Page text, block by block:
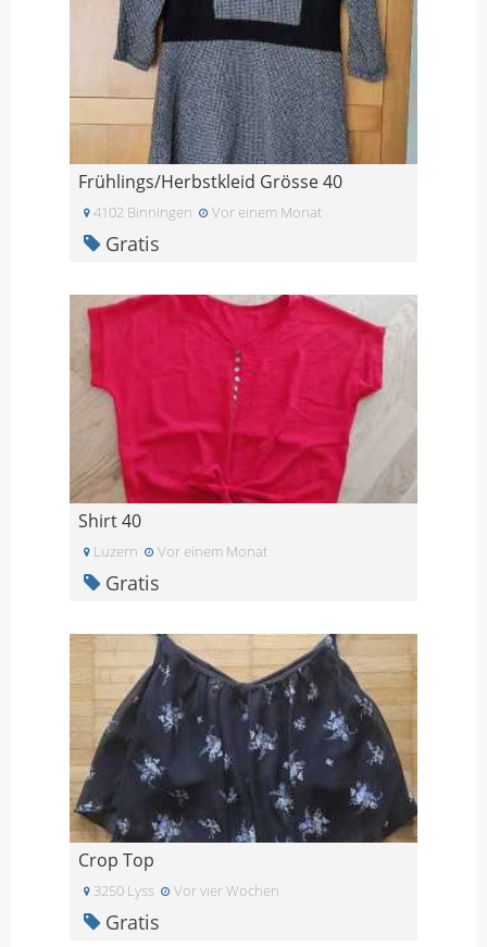
Frühlings/Herbstkleid Grösse 40
4102 Binningen Vor einem Monat
Gratis
Shirt 40
Luzern Vor einem Monat
Gratis
Crop Top
3250 Lyss Vor vier Wochen
Gratis